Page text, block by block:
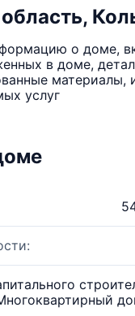
о доме,
в доме,
услуг